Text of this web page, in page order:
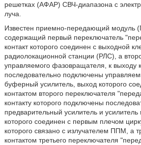
решетках (АФАР) СВЧ-диапазона с
луча.
Известен приемно-передающий модуль
содержащий первый переключатель
контакт которого соединен с выходной
радиолокационной станции (РЛС), а
управляемого фазовращателя, к выходу
последовательно подключены
буферный усилитель, выход которого
контактом второго переключателя
контакту которого подключены
предварительный усилитель и
которого соединен с первым плечом
которого связано с излучателем ППМ, а
контактом третьего переключателя